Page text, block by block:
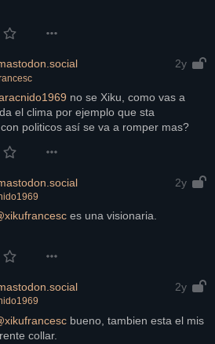
2y
no se Xiku, como vas a
el clima por ejemplo que sta
politicos así se va a romper mas?
2y
xikufrancesc es una visionaria.
2y
xikufrancesc bueno, tambien esta el mis
collar.